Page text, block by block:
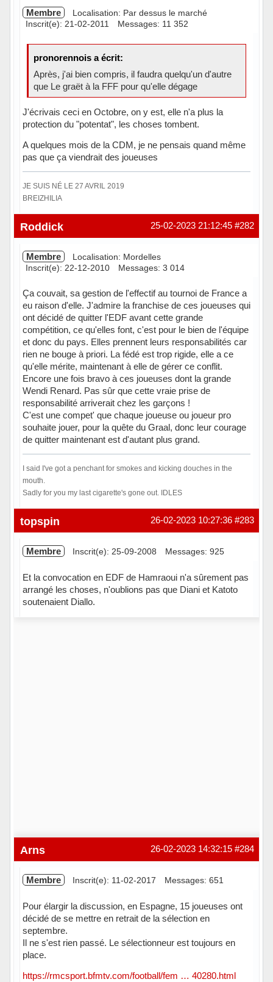
Membre
Localisation: Par dessus le marché
Inscrit(e): 21-02-2011
Messages: 11 352
pronorennois a écrit:
Après, j'ai bien compris, il faudra quelqu'un d'autre
que Le graët à la FFF pour qu'elle dégage
J'écrivais ceci en Octobre, on y est, elle n'a plus la
protection du "potentat", les choses tombent.
A quelques mois de la CDM, je ne pensais quand même
pas que ça viendrait des joueuses
JE SUIS NÉ LE 27 AVRIL 2019
BREIZHILIA
Hors ligne #282
25-02-2023 21:12:45
Roddick
Membre
Localisation: Mordelles
Inscrit(e): 22-12-2010
Messages: 3 014
Ça couvait, sa gestion de l'effectif au tournoi de France a
eu raison d'elle. J'admire la franchise de ces joueuses qui
ont décidé de quitter l'EDF avant cette grande
compétition, ce qu'elles font, c'est pour le bien de l'équipe
et donc du pays. Elles prennent leurs responsabilités car
rien ne bouge à priori. La fédé est trop rigide, elle a ce
qu'elle mérite, maintenant à elle de gérer ce conflit.
Encore une fois bravo à ces joueuses dont la grande
Wendi Renard. Pas sûr que cette vraie prise de
responsabilité arriverait chez les garçons !
C'est une compet' que chaque joueuse ou joueur pro
souhaite jouer, pour la quête du Graal, donc leur courage
de quitter maintenant est d'autant plus grand.
I said I've got a penchant for smokes and kicking douches in the
mouth.
Sadly for you my last cigarette's gone out. IDLES
Hors ligne #283
26-02-2023 10:27:36
topspin
Membre Inscrit(e): 25-09-2008 Messages: 925
Et la convocation en EDF de Hamraoui n'a sûrement pas
arrangé les choses, n'oublions pas que Diani et Katoto
soutenaient Diallo.
#284
26-02-2023 14:32:15
Arns
Membre Inscrit(e): 11-02-2017 Messages: 651
Pour élargir la discussion, en Espagne, 15 joueuses ont
décidé de se mettre en retrait de la sélection en
septembre.
Il ne s'est rien passé. Le sélectionneur est toujours en
place.
https://rmcsport.bfmtv.com/football/fem … 40280.html